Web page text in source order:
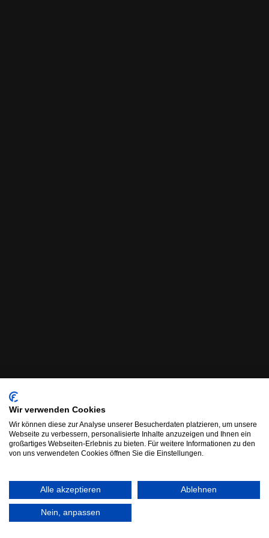
Wir verwenden Cookies
Wir können diese zur Analyse unserer Besucherdaten platzieren, um unsere
Webseite zu verbessern, personalisierte Inhalte anzuzeigen und Ihnen ein
großartiges Webseiten-Erlebnis zu bieten. Für weitere Informationen zu den
von uns verwendeten Cookies öffnen Sie die Einstellungen.
Alle akzeptieren Ablehnen
Nein, anpassen